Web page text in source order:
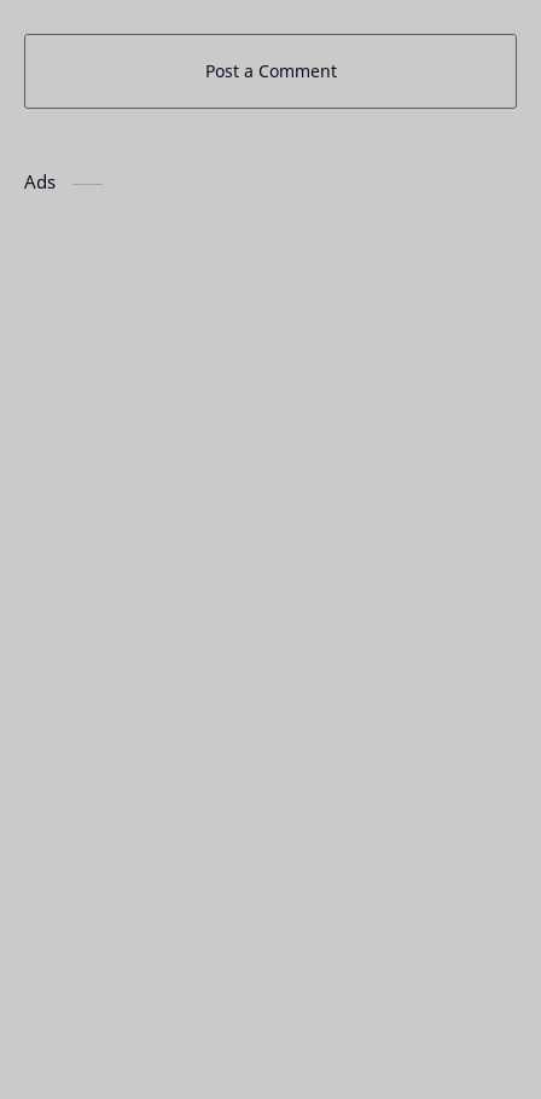
Post a Comment
Ads